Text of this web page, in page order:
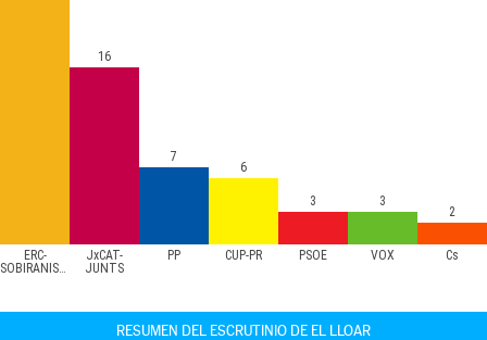
ERC-
SOBIRANISTES
JxCAT-
JUNTS
PP CUP-PR PSOE VOX Cs
16
7
6
3 3
2
RESUMEN DEL ESCRUTINIO DE EL LLOAR